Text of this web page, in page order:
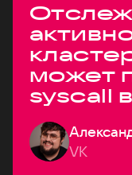
может
syscall в
VK